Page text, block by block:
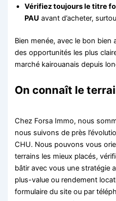
Vérifiez toujours le titre
PAU avant d’acheter,
Bien menée, avec le bon bien
des opportunités les plus
marché kairouanais depuis
On connaît le
Chez Forsa Immo, nous
nous suivons de près
CHU. Nous pouvons vous
terrains les mieux placés,
bâtir avec vous une stratégie
plus-value ou rendement
formulaire du site ou par